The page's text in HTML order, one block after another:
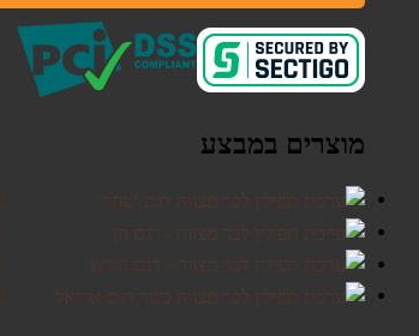
מוצרים במבצע